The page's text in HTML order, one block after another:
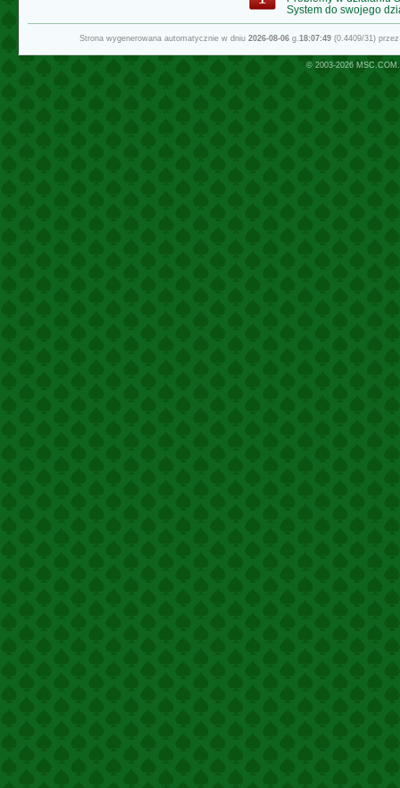
System do swojego
Strona wygenerowana automatycznie w dniu 2026-08-06g.18:07:49(0.4409/31)
© 2003-2026